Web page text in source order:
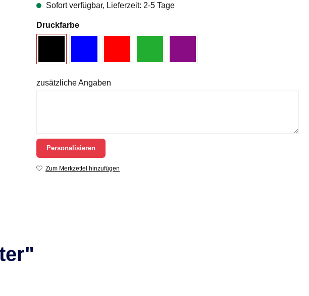
Sofort verfügbar, Lieferzeit: 2-5 Tage
Druckfarbe
zusätzliche Angaben
Personalisieren
Zum Merkzettel hinzufügen